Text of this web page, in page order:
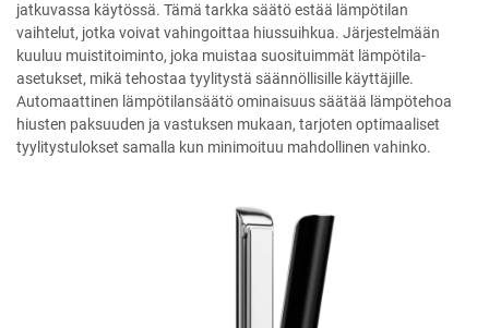
jatkuvassa käytössä. Tämä tarkka säätö estää lämpötilan
vaihtelut, jotka voivat vahingoittaa hiussuihkua. Järjestelmään
kuuluu muistitoiminto, joka muistaa suosituimmät lämpötila-
asetukset, mikä tehostaa tyylitystä säännöllisille käyttäjille.
Automaattinen lämpötilansäätö ominaisuus säätää lämpötehoa
hiusten paksuuden ja vastuksen mukaan, tarjoten optimaaliset
tyylitystulokset samalla kun minimoituu mahdollinen vahinko.